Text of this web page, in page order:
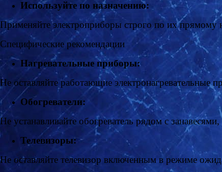
Используйте по назначению:
Применяйте электроприборы строго по их прямому
Специфические рекомендации
Нагревательные приборы:
Не оставляйте работающие электронагревательные
Обогреватели:
Не устанавливайте обогреватель рядом с
Телевизоры:
Не оставляйте телевизор включенным в режиме